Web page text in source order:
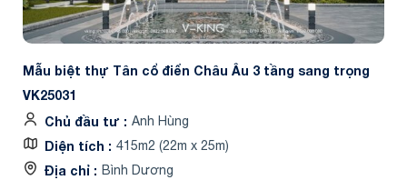
Mẫu biệt thự Tân cổ điển Châu Âu 3 tầng sang trọng
VK25031
Chủ đầu tư
Anh Hùng
Diện tích 415m2 (22m x 25m)
Địa chỉ Bình Dương